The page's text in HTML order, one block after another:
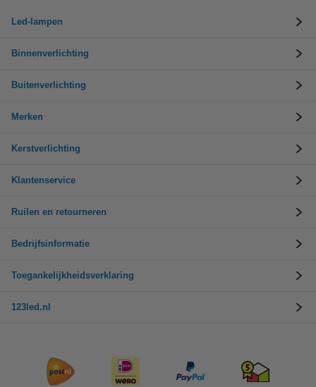
Led-lampen
Binnenverlichting
Buitenverlichting
Merken
Kerstverlichting
Klantenservice
Ruilen en retourneren
Bedrijfsinformatie
Toegankelijkheidsverklaring
123led.nl